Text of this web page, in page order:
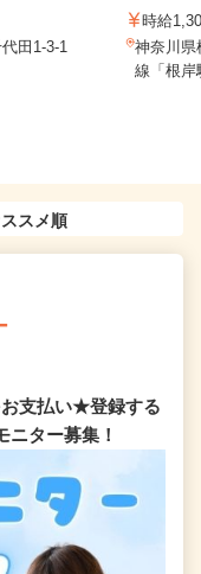
田1-3-1
時給
神奈川県
線「根岸
お支払い★登録する
ター募集！